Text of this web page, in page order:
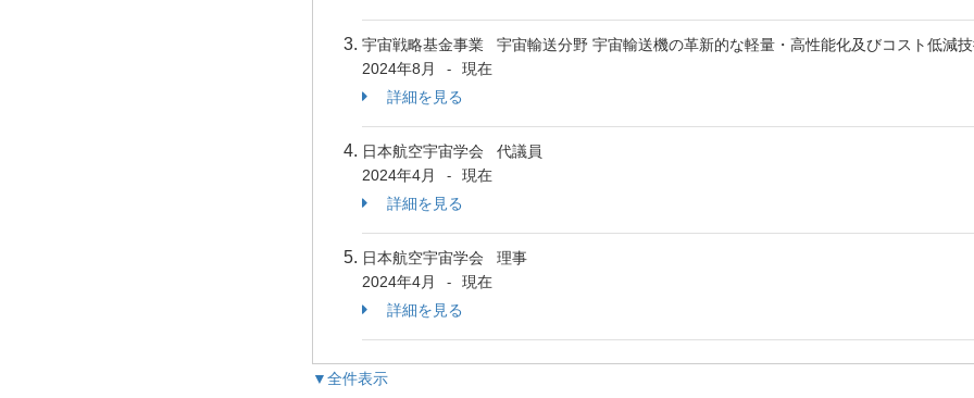
宇宙戦略基金事業 宇宙輸送分野 宇宙輸送機の革新的な軽量・高性能化及びコスト低減
2024年8月
-
現在
詳細を見る
日本航空宇宙学会 代議員
2024年4月
-
現在
詳細を見る
日本航空宇宙学会 理事
2024年4月
-
現在
詳細を見る
▼全件表示